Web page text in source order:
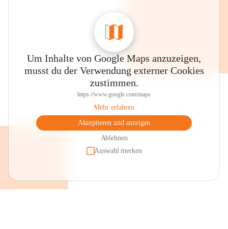
Um Inhalte von Google Maps anzuzeigen,
musst du der Verwendung externer Cookies
zustimmen.
https://www.google.com/maps
Mehr erfahren
Akzeptieren und anzeigen
Ablehnen
Auswahl merken